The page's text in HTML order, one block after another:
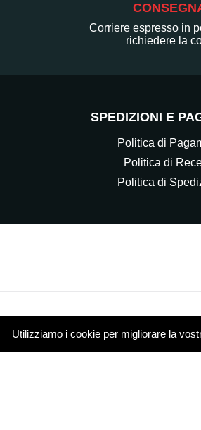
Utilizziamo i cookie per migliorare la
Corriere espresso in
richiedere la
SPEDIZIONI E
Politica di
Politica di
Politica di